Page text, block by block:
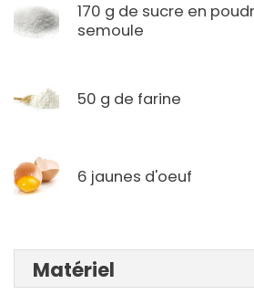
170 g de sucre en
semoule
50 g de farine
6 jaunes d'oeuf
Matériel